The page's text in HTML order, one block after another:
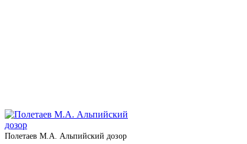
Полетаев М.А. Альпийский дозор